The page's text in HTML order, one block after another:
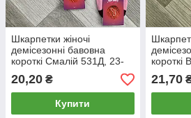
Шкарпетки жіночі
демісезонні бавовна
короткі Смалій 531Д, 23-
25 розмір, 14019
20,20 ₴
Купити
короткі
розмір
21,70